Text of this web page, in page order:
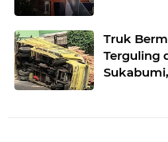
Truk
Terguling